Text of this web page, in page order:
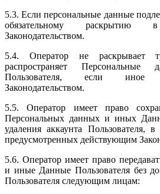
5.3. Если персональные данные
обязательному раскрытию
Законодательством.
5.4. Оператор не раскрывает
распространяет Персональные
Пользователя, если иное
Законодательством.
5.5. Оператор имеет право
Персональных данных и иных
удаления аккаунта Пользователя,
предусмотренных действующим
5.6. Оператор имеет право
и иные Данные Пользователя без
Пользователя следующим лицам: